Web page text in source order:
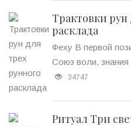
Трактовки рун
расклада
Феху В первой
Союз воли, знания
34747
Ритуал Три